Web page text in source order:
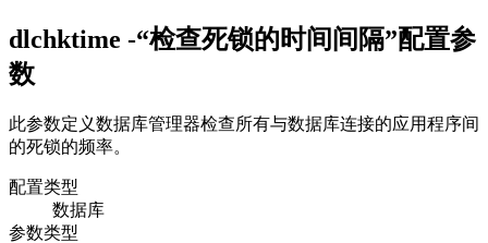
dlchktime -“检查死锁的时间间隔”配置参
数
此参数定义数据库管理器检查所有与数据库连接的应用程序间
的死锁的频率。
配置类型
数据库
参数类型